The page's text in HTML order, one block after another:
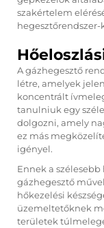
szakértelem
hegesztőrendszer-
A gázhegesztő
létre, amelyek
koncentrált
tanulniuk egy
dolgozni, amely
ez más
igényel.
Ennek a
gázhegesztő
hőkezelési
üzemeltetőknek
területek